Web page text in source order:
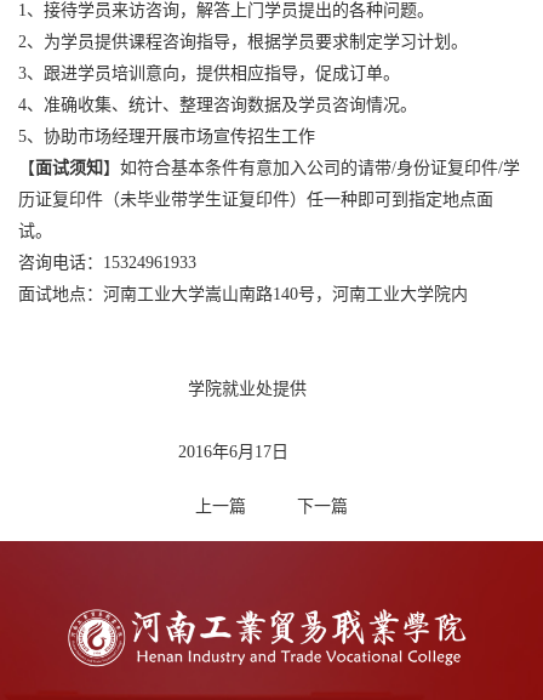
1、接待学员来访咨询，解答上门学员提出的各种问题。
2、为学员提供课程咨询指导，根据学员要求制定学习计划。
3、跟进学员培训意向，提供相应指导，促成订单。
4、准确收集、统计、整理咨询数据及学员咨询情况。
5、协助市场经理开展市场宣传招生工作
【面试须知 】如符合基本条件有意加入公司的请带/身份证复印件/学
历证复印件（未毕业带学生证复印件）任一种即可到指定地点面
试。
咨询电话：15324961933
面试地点：河南工业大学嵩山南路140号，河南工业大学院内
学院就业处提供
2016年6月17日
上一篇 下一篇